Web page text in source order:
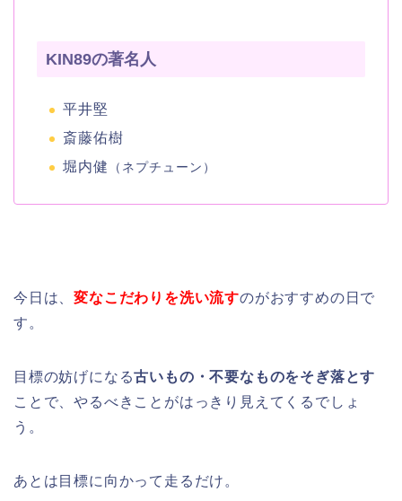
KIN89の著名人
平井堅
斎藤佑樹
堀内健
（ネプチューン）
今日は、変なこだわりを洗い流すのがおすすめの日で
す。
目標の妨げになる古いもの・不要なものをそぎ落とす
ことで、やるべきことがはっきり見えてくるでしょ
う。
あとは目標に向かって走るだけ。